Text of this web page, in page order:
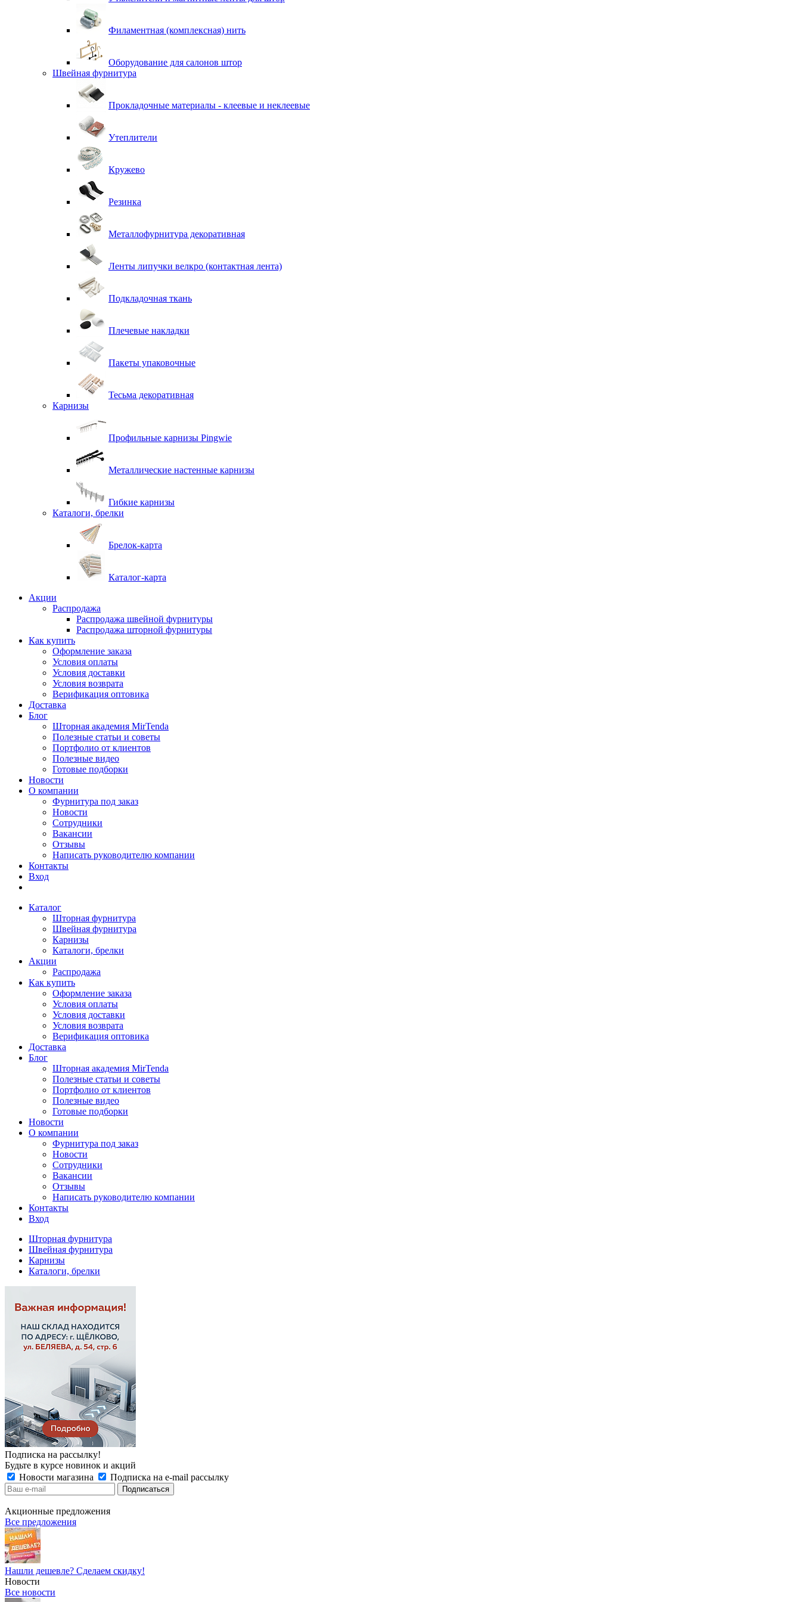
Филаментная (комплексная) нить
Оборудование для салонов штор
Швейная фурнитура
Прокладочные материалы - клеевые и неклеевые
Утеплители
Кружево
Резинка
Металлофурнитура декоративная
Ленты липучки велкро (контактная лента)
Подкладочная ткань
Плечевые накладки
Пакеты упаковочные
Тесьма декоративная
Карнизы
Профильные карнизы Pingwie
Металлические настенные карнизы
Гибкие карнизы
Каталоги, брелки
Брелок-карта
Каталог-карта
Акции
Распродажа
Распродажа швейной фурнитуры
Распродажа шторной фурнитуры
Как купить
Оформление заказа
Условия оплаты
Условия доставки
Условия возврата
Верификация оптовика
Доставка
Блог
Шторная академия MirTenda
Полезные статьи и советы
Портфолио от клиентов
Полезные видео
Готовые подборки
Новости
О компании
Фурнитура под заказ
Новости
Сотрудники
Вакансии
Отзывы
Написать руководителю компании
Контакты
Вход
Каталог
Шторная фурнитура
Швейная фурнитура
Карнизы
Каталоги, брелки
Акции
Распродажа
Как купить
Оформление заказа
Условия оплаты
Условия доставки
Условия возврата
Верификация оптовика
Доставка
Блог
Шторная академия MirTenda
Полезные статьи и советы
Портфолио от клиентов
Полезные видео
Готовые подборки
Новости
О компании
Фурнитура под заказ
Новости
Сотрудники
Вакансии
Отзывы
Написать руководителю компании
Контакты
Вход
Шторная фурнитура
Швейная фурнитура
Карнизы
Каталоги, брелки
Подписка на рассылку!
Будьте в курсе новинок и акций
Новости магазина
Подписка на e-mail рассылку
Акционные предложения
Все предложения
Нашли дешевле? Сделаем скидку!
Новости
Все новости